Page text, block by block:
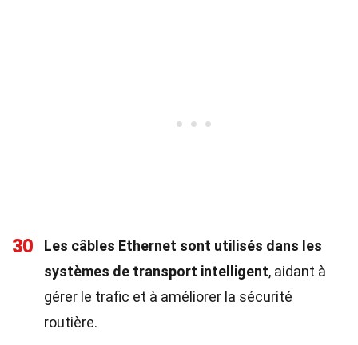
30
Les câbles Ethernet sont utilisés dans les
systèmes de transport intelligent, aidant à
gérer le trafic et à améliorer la sécurité
routière.